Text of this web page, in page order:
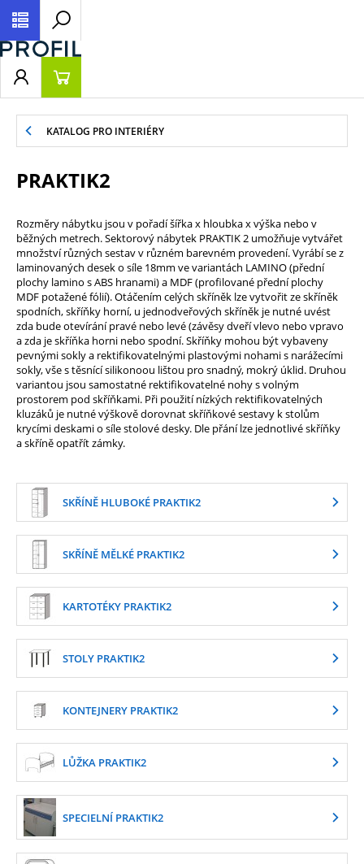
KATALOG PRO INTERIÉRY
PRAKTIK2
Rozměry nábytku jsou v pořadí šířka x hloubka x výška nebo v
běžných metrech. Sektorový nábytek PRAKTIK 2 umožňuje vytvářet
množství různých sestav v různém barevném provedení. Vyrábí se z
laminovaných desek o síle 18mm ve variantách LAMINO (přední
plochy lamino s ABS hranami) a MDF (profilované přední plochy
MDF potažené fólií). Otáčením celých skříněk lze vytvořit ze skříněk
spodních, skříňky horní, u jednodveřových skříněk je nutné uvést
zda bude otevírání pravé nebo levé (závěsy dveří vlevo nebo vpravo
a zda je skříňka horni nebo spodní. Skříňky mohou být vybaveny
pevnými sokly a rektifikovatelnými plastovými nohami s narážecími
sokly, vše s těsnící silikonoou lištou pro snadný, mokrý úklid. Druhou
variantou jsou samostatné rektifikovatelné nohy s volným
prostorem pod skříňkami. Při použití nízkých rektifikovatelných
kluzáků je nutné výškově dorovnat skříňkové sestavy k stolům
krycími deskami o síle stolové desky. Dle přání lze jednotlivé skříňky
a skříně opatřít zámky.
SKŘÍNĚ HLUBOKÉ PRAKTIK2
SKŘÍNĚ MĚLKÉ PRAKTIK2
KARTOTÉKY PRAKTIK2
STOLY PRAKTIK2
KONTEJNERY PRAKTIK2
LŮŽKA PRAKTIK2
SPECIELNÍ PRAKTIK2